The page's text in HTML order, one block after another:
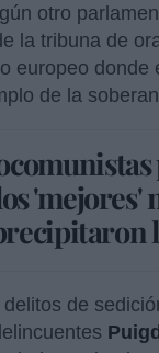
otro
la tribuna de
europeo
de la
'mejores'
de